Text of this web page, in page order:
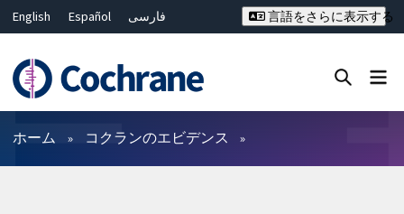
English Español
فارسی
Deutsch
Bahasa Malaysia
ไทย
繁體中文
简体中文
言語をさらに表示する
フィルター
ホーム コクランのエビデンス